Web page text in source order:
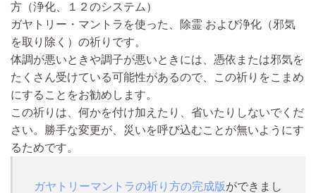
方（浄化、１２のシステム）
ガヤトリー・マントラを使った、除霊 および浄化（邪気
を取り除く）の祈り です。
体調が悪いときや調子が悪いときには、憑依または邪気を
たくさん受けている可能性があるので、この祈りをこまめ
にすることをお勧めします。
この祈りは、何かを付け加えたり、省いたりしないでくだ
さい。勝手な変更が、災いを呼び込むことが無いようにす
るためです。
ガヤトリーマントラの祈り方の完成版ができまし